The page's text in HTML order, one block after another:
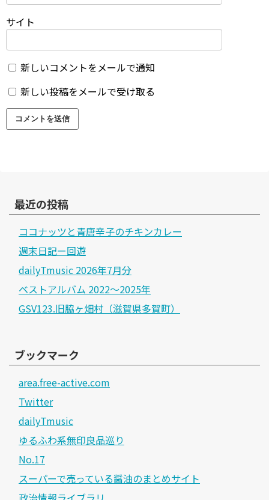
サイト
新しいコメントをメールで通知
新しい投稿をメールで受け取る
最近の投稿
ココナッツと青唐辛子のチキンカレー
週末日記ー回遊
dailyTmusic 2026年7月分
ベストアルバム 2022～2025年
GSV123.旧脇ヶ畑村（滋賀県多賀町）
ブックマーク
area.free-active.com
Twitter
dailyTmusic
ゆるふわ系無印良品巡り
No.17
スーパーで売っている醤油のまとめサイト